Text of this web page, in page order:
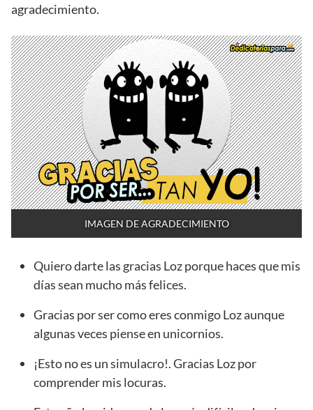
agradecimiento.
IMAGEN DE AGRADECIMIENTO
Quiero darte las gracias Loz porque haces que mis
días sean mucho más felices.
Gracias por ser como eres conmigo Loz aunque
algunas veces piense en unicornios.
¡Esto no es un simulacro!. Gracias Loz por
comprender mis locuras.